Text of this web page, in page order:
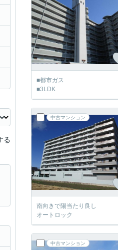
■都市ガス
■3LDK
中古マンション
南向きで陽当たり良し
オートロック
中古マンション
る